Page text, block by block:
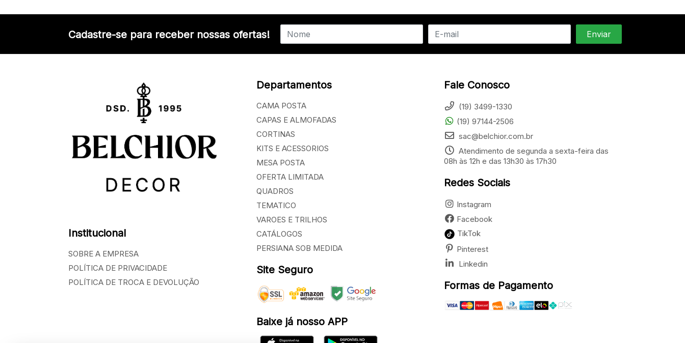
Cadastre-se para receber nossas ofertas!
Institucional
SOBRE A EMPRESA
POLÍTICA DE PRIVACIDADE
POLÍTICA DE TROCA E DEVOLUÇÃO
Departamentos
CAMA POSTA
CAPAS E ALMOFADAS
CORTINAS
KITS E ACESSORIOS
MESA POSTA
OFERTA LIMITADA
QUADROS
TEMATICO
VAROES E TRILHOS
CATÁLOGOS
PERSIANA SOB MEDIDA
Site Seguro
Baixe já nosso APP
Fale Conosco
(19) 3499-1330
(19) 97144-2506
sac@belchior.com.br
Atendimento de segunda a sexta-feira das
08h às 12h e das 13h30 às 17h30
Redes Sociais
Instagram
Facebook
TikTok
Pinterest
Linkedin
Formas de Pagamento